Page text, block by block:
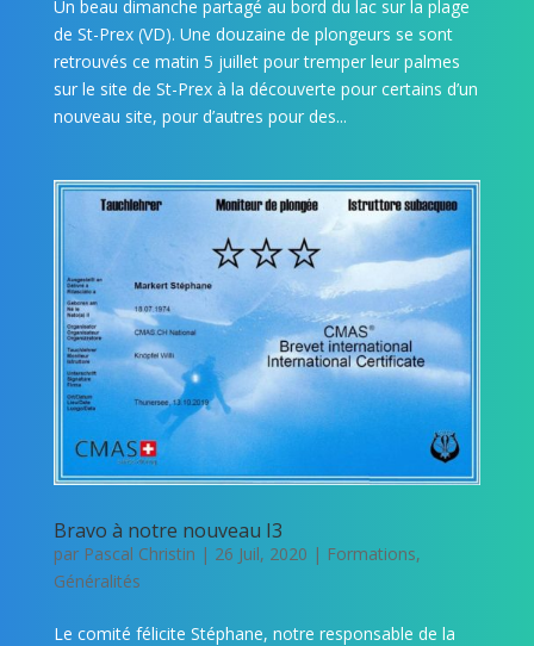
Un beau dimanche partagé au bord du lac sur la plage
de St-Prex (VD). Une douzaine de plongeurs se sont
retrouvés ce matin 5 juillet pour tremper leur palmes
sur le site de St-Prex à la découverte pour certains d’un
nouveau site, pour d’autres pour des...
Bravo à notre nouveau I3
par Pascal Christin | 26 Juil, 2020 | Formations,
Généralités
Le comité félicite Stéphane, notre responsable de la